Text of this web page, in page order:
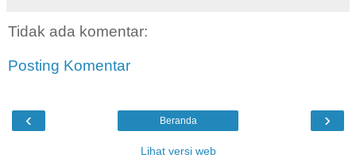
Tidak ada komentar:
Posting Komentar
‹ ›
Beranda
Lihat versi web